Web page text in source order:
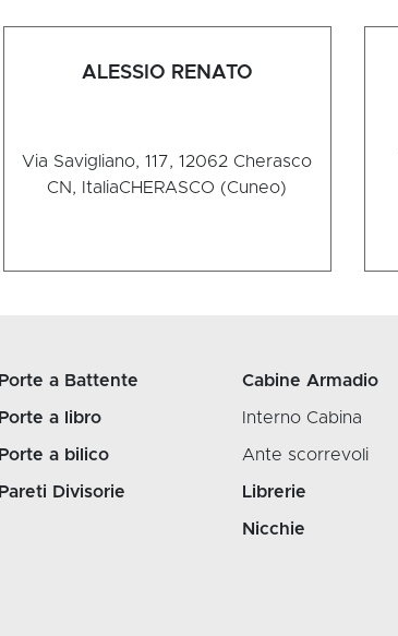
ALESSIO RENATO
Via Savigliano, 117, 12062 Cherasco
CN, ItaliaCHERASCO (Cuneo)
Porte a Battente
Porte a libro
Porte a bilico
Pareti Divisorie
Cabine Armadio
Interno Cabina
Ante scorrevoli
Librerie
Nicchie